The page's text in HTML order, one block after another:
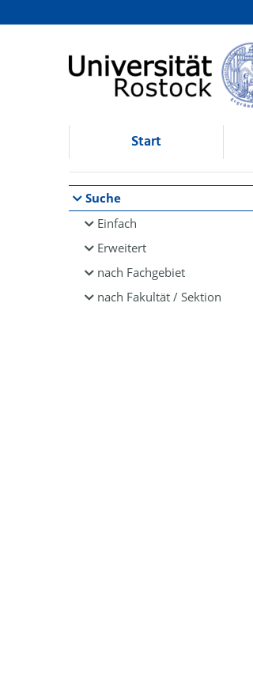
Browsen
direkt zum Inhalt
Start
Suche
Einfach
Erweitert
nach Fachgebiet
nach Fakultät / Sektion